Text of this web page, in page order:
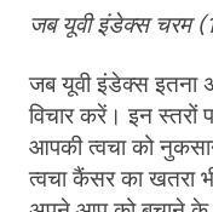
जब यूवी इंडेक्स चरम
जब यूवी इंडेक्स इतना
विचार करें। इन
आपकी त्वचा को
त्वचा कैंसर का खतरा